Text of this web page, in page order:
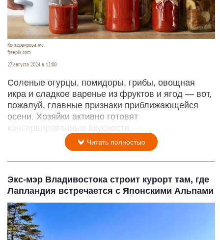
Консервирование.
freepik.com
27 августа 2024 в 12:00
Соленые огурцы, помидоры, грибы, овощная
икра и сладкое варенье из фруктов и ягод — вот,
пожалуй, главные признаки приближающейся
осени. Хозяйки активно готовят
консервированные вкусности.
Читать полностью
Экс-мэр Владивостока строит курорт там, где
Лапландия встречается с Японскими Альпами